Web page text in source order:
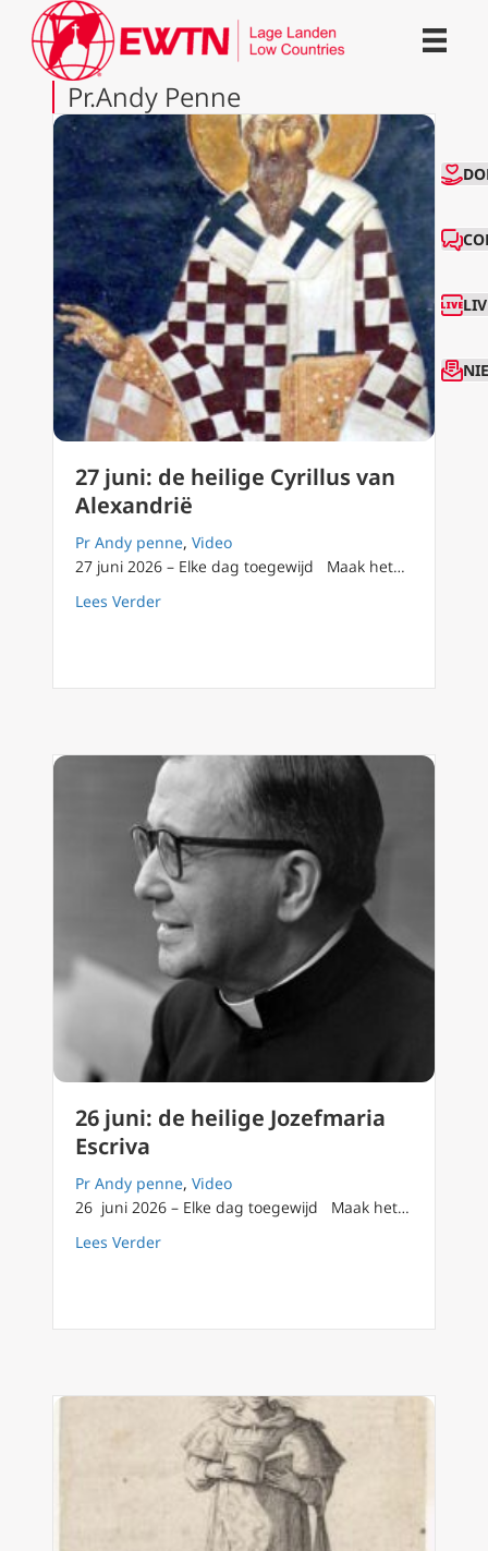
Pr.Andy Penne
27 juni: de heilige Cyrillus van
Alexandrië
Pr Andy penne, Video
27 juni 2026 – Elke dag toegewijd Maak het…
Lees Verderabout 27 juni: de heilige Cyrillus van
26 juni: de heilige Jozefmaria
Escriva
Pr Andy penne, Video
26 juni 2026 – Elke dag toegewijd Maak het…
Lees Verderabout 26 juni: de heilige Jozefmaria Escriva